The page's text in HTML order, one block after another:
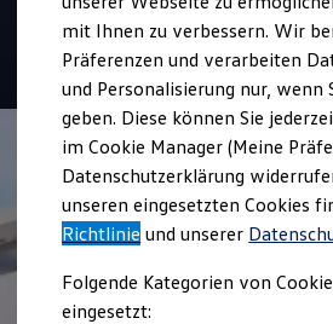
Nutzfahrzeuge
SUV und CUV
Familienautos
Kombis
Kompaktwagen
Sportwagen
Schnell verfügbare Fahrzeuge
Angebote und Produkte
Aktuelle Angebote
E-Auto-Förderung
Volkswagen Marktplatz
Junge Gebrauchtwagen
Volkswagen
4.7| 253
mit Ihnen zu verbessern. Wir
Präferenzen und verarbeiten
und Personalisierung nur, wenn
geben. Diese können Sie
im Cookie Manager (Meine
Datenschutzerklärung
unseren eingesetzten Cookies
Richtlinie und unserer
Folgende Kategorien von
eingesetzt: